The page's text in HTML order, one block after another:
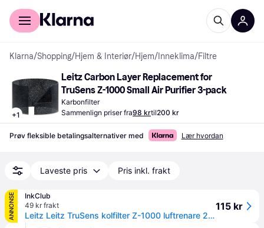
For kunder
Klarna/Shopping/Hjem & Interiør/Hjem/ Inneklima/Filtre
+1
Leitz Carbon Layer Replacement for
TruSens Z-1000 Small Air Purifier 3-pack
Karbonfilter
Sammenlign priser fra98 krtil200 kr
Prøv fleksible betalingsalternativer med Lær hvordan
Laveste pris Pris inkl. frakt
ANNONSE
InkClub
49 kr frakt
Leitz Leitz TruSens kolfilter Z-1000 luftrenare 2415103 Tilsvarer: N/A
115 kr